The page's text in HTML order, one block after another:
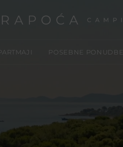
POSEBNE PONUDBE